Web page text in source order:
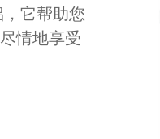
它帮助您
情地享受